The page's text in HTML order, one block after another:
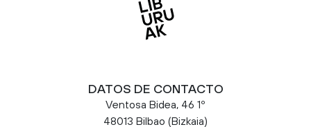
DATOS DE CONTACTO
Ventosa Bidea, 46 1º
48013 Bilbao (Bizkaia)